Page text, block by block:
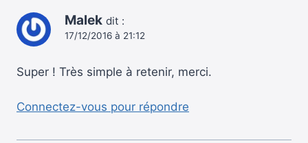
Malek dit :
17/12/2016 à 21:12
Super ! Très simple à retenir, merci.
Connectez-vous pour répondre